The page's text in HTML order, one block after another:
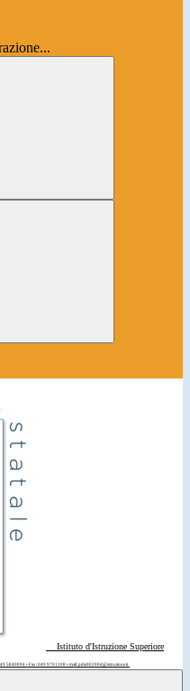
Istituto d'Istruzione Superiore
5840094 • Fax: 049 9701108 • mail: pdis00200d@istruzione.it